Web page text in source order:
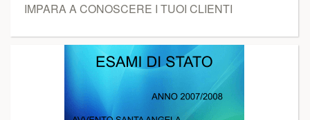
IMPARA A CONOSCERE I TUOI CLIENTI